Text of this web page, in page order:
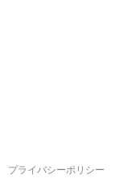
プライバシーポリシー